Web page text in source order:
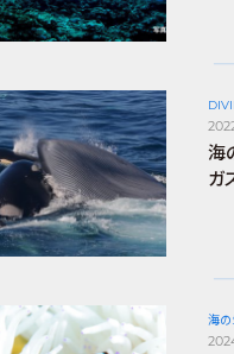
海
ガ
海の